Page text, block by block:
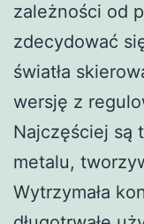
zależności od
zdecydować
światła
wersję z
Najczęściej są
metalu,
Wytrzymała